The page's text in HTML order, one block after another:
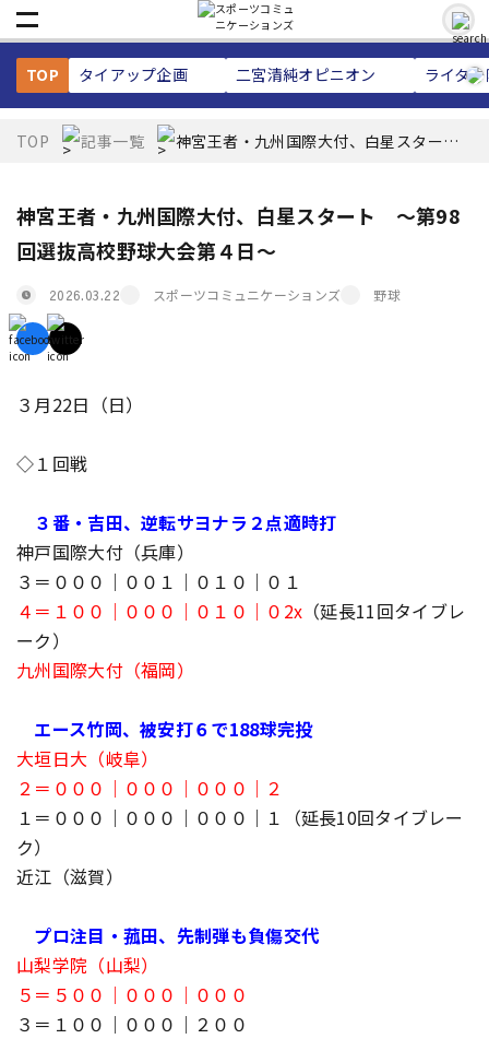
TOP タイアップ企画 二宮清純オピニオン ライタ
TOP 記事一覧 神宮王者・九州国際大付、白星スター
神宮王者・九州国際大付、白星スタート ～第98
回選抜高校野球大会第４日～
2026.03.22 スポーツコミュニケーションズ 野球
３月22日（日）
◇１回戦
３番・吉田、逆転サヨナラ２点適時打
神戸国際大付（兵庫）
３＝０００｜００１｜０１０｜０１
４＝１００｜０００｜０１０｜０2x （延長11回タイブレ
ーク）
九州国際大付（福岡）
エース竹岡、被安打６で188球完投
大垣日大（岐阜）
２＝０００｜０００｜０００｜２
１＝０００｜０００｜０００｜１（延長10回タイブレー
ク）
近江（滋賀）
プロ注目・菰田、先制弾も負傷交代
山梨学院（山梨）
５＝５００｜０００｜０００
３＝１００｜０００｜２００